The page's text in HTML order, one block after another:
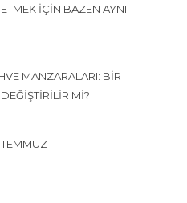
İÇIN BAZEN AYNI
MANZARALARI: BIR
MI?